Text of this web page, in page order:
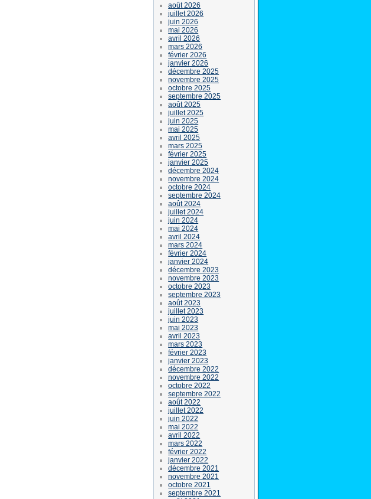
août 2026
juillet 2026
juin 2026
mai 2026
avril 2026
mars 2026
février 2026
janvier 2026
décembre 2025
novembre 2025
octobre 2025
septembre 2025
août 2025
juillet 2025
juin 2025
mai 2025
avril 2025
mars 2025
février 2025
janvier 2025
décembre 2024
novembre 2024
octobre 2024
septembre 2024
août 2024
juillet 2024
juin 2024
mai 2024
avril 2024
mars 2024
février 2024
janvier 2024
décembre 2023
novembre 2023
octobre 2023
septembre 2023
août 2023
juillet 2023
juin 2023
mai 2023
avril 2023
mars 2023
février 2023
janvier 2023
décembre 2022
novembre 2022
octobre 2022
septembre 2022
août 2022
juillet 2022
juin 2022
mai 2022
avril 2022
mars 2022
février 2022
janvier 2022
décembre 2021
novembre 2021
octobre 2021
septembre 2021